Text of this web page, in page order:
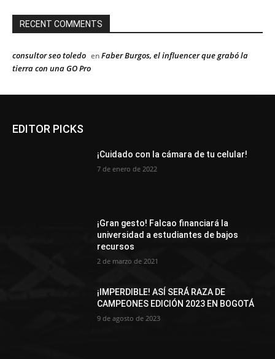
RECENT COMMENTS
consultor seo toledo enFaber Burgos, el influencer que grabó la
tierra con una GO Pro
EDITOR PICKS
¡Cuidado con la cámara de tu celular!
7 de enero de 2022
¡Gran gesto! Falcao financiará la
universidad a estudiantes de bajos
recursos
2 de marzo de 2021
¡IMPERDIBLE! ASÍ SERÁ RAZA DE
CAMPEONES EDICIÓN 2023 EN BOGOTÁ
9 de agosto de 2023